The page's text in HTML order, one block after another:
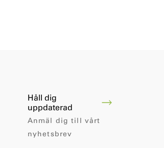
Håll dig
uppdaterad
Anmäl dig till vårt
nyhetsbrev